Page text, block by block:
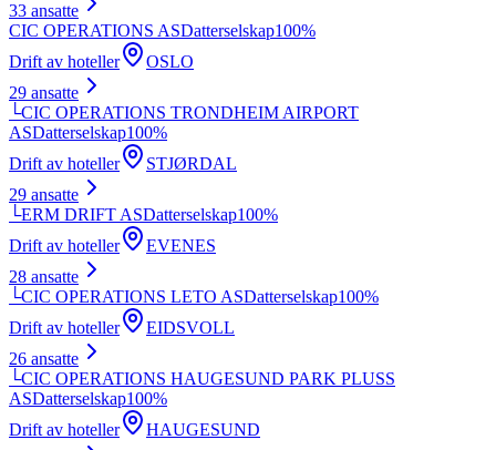
33 ansatte
CIC OPERATIONS ASDatterselskap100%
Drift av hoteller
OSLO
29 ansatte
└CIC OPERATIONS TRONDHEIM AIRPORT
ASDatterselskap100%
Drift av hoteller
STJØRDAL
29 ansatte
└ERM DRIFT ASDatterselskap100%
Drift av hoteller
EVENES
28 ansatte
└CIC OPERATIONS LETO ASDatterselskap100%
Drift av hoteller
EIDSVOLL
26 ansatte
└CIC OPERATIONS HAUGESUND PARK PLUSS
ASDatterselskap100%
Drift av hoteller
HAUGESUND